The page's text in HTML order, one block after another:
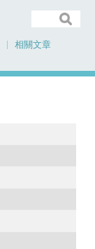
相關文章